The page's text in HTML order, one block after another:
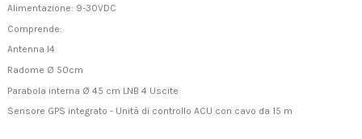
Alimentazione: 9-30VDC
Comprende:
Antenna I4
Radome Ø 50cm
Parabola interna Ø 45 cm LNB 4 Uscite
Sensore GPS integrato - Unità di controllo ACU con cavo da 15 m